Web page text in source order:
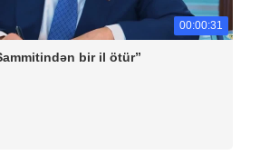
00:00:31
bir il ötür”